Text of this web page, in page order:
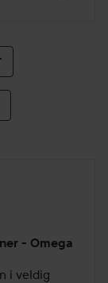
- Omega
i veldig